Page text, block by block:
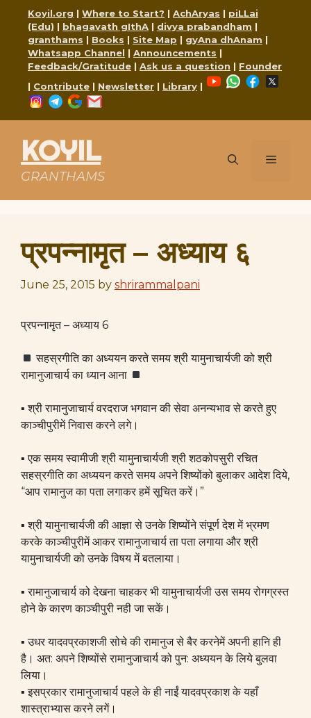
content
Koyil.org | Where to Start? | AchAryas | piLLai
(Edu) | bhagavath gIthA | divya prabandham |
granthams | Books | Site Map | gyAna dhAnam |
Whatsapp Channel | Announcements |
Feedback/Gratitude | Ask us a question | Founder
| Contribute | Newsletter | Library |
YouTubeWhatsApp
Facebook
Instagram
Telegram
Google
KOYIL
GRANTHAMS
Menu
प्रपन्नामृत – अध्याय ६
June 25, 2015 by shrirammalpani
प्रपन्नामृत – अध्याय 6
सहस्रगीति का अध्ययन करते समय श्री यामुनाचार्यजी को श्री
रामानुजाचार्य का ध्यान आना
▪ श्री रामानुजाचार्य वरदराज भगवान की सेवा अनन्यभाव से करते हुए
काञ्चीपुरीमें निवास करने लगे।
▪ एक समय स्वामीजी श्री यामुनाचार्यजी श्री शठकोपसुरी रचित
सहस्रगीति का अध्ययन करते समय अपने शिष्योंको बुलाकर आदेश दिये,
“आप रामानुज का पता लगाकर हमें सूचित करें।”
▪ श्री यामुनाचार्यजी की आज्ञा से उनके शिष्योंने संपूर्ण देश में भ्रमण
करके काञ्चीपुरीमें आकर रामानुजाचार्य ता पता लगाया और श्री
यामुनाचार्यजी को उनके विषय में बतलाया।
▪ रामानुजाचार्य को देखना चाहकर भी यामुनाचार्यजी उस समय रोगग्रस्त
होने के कारण काञ्चीपुरी नही जा सकें।
▪ उधर यादवप्रकाशजी सोचे की रामानुज से बैर करनेमें अपनी हानि ही
है। अत: अपने शिष्योंसे रामानुजाचार्य को पुन: अध्ययन के लिये बुलवा
लिया।
▪ इसप्रकार रामानुजाचार्य पहले के ही नाईं यादवप्रकाश के यहाँ
शास्त्राभ्यास करने लगें।